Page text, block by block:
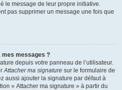
le message de leur propre initiative.
pas supprimer un message une fois que
mes messages ?
depuis votre panneau de l’utilisateur.
Attacher ma signature sur le formulaire de
aussi ajouter la signature par défaut à
« Attacher ma signature » à partir du